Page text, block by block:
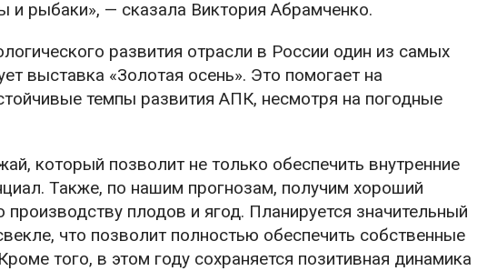
рыбаки», — сказала Виктория Абрамченко.
развития отрасли в России один из самых
выставка «Золотая осень». Это помогает на
темпы развития АПК, несмотря на погодные
который позволит не только обеспечить внутренние
Также, по нашим прогнозам, получим хороший
плодов и ягод. Планируется значительный
что позволит полностью обеспечить собственные
того, в этом году сохраняется позитивная динамика